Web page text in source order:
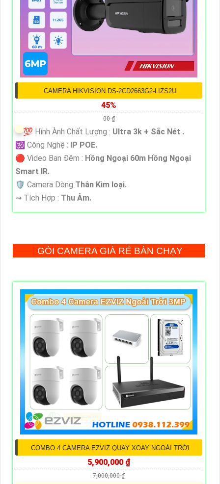
CAMERA HIKVISION DS-2CD2663G2-LIZS2U
45%
00 ₫
💯 Hình Ành Chất Lượng : Ultra 3k + Sắc Nét .
🕉️ Công Nghệ :
IP POE.
🔴 Video Ban Đêm : Hồng Ngoại 60m Hồng Ngoại
Smart IR.
🛡 Camera Dòng Thân Kim loại.
️⇝ Tích Hợp : Thu Âm.
GÓI CAMERA GIÁ RẺ BÁN CHẠY
COMBO 4 CAMERA EZVIZ QUAY XOAY NGOÀI TRỜI
5,900,000 ₫
7,000,000 ₫